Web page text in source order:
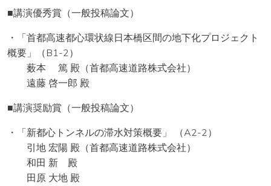
■講演優秀賞（一般投稿論文）
・「首都高速都心環状線日本橋区間の地下化プロジェクト
概要」（B1-2）
薮本 篤 殿（首都高速道路株式会社）
遠藤 啓一郎 殿
■講演奨励賞（一般投稿論文）
・「新都心トンネルの滞水対策概要」 （A2-2）
引地 宏陽 殿（首都高速道路株式会社）
和田 新 殿
田原 大地 殿